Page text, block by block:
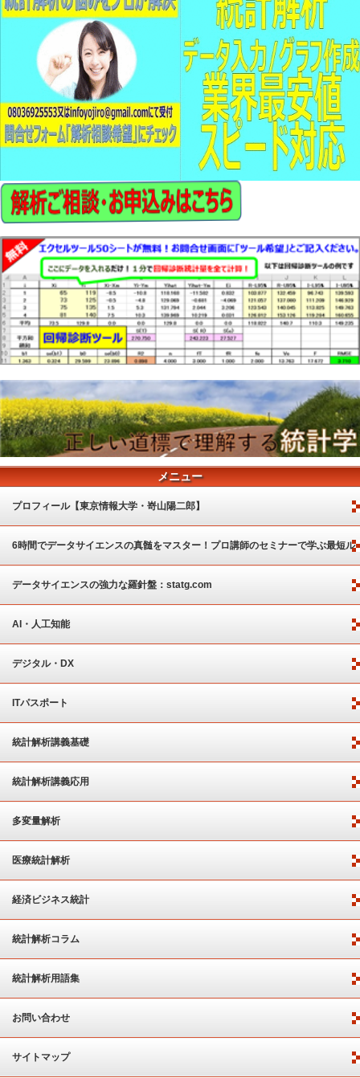
メニュー
プロフィール【東京情報大学・嵜山陽二郎】
6時間でデータサイエンスの真髄をマスター！プロ講師のセミナーで学ぶ最短ル
ート
データサイエンスの強力な羅針盤：statg.com
AI・人工知能
デジタル・DX
ITパスポート
統計解析講義基礎
統計解析講義応用
多変量解析
医療統計解析
経済ビジネス統計
統計解析コラム
統計解析用語集
お問い合わせ
サイトマップ